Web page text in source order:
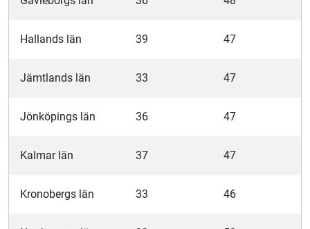
Hallands län 39 47
Jämtlands län 33 47
Jönköpings län 36 47
Kalmar län 37 47
Kronobergs län 33 46